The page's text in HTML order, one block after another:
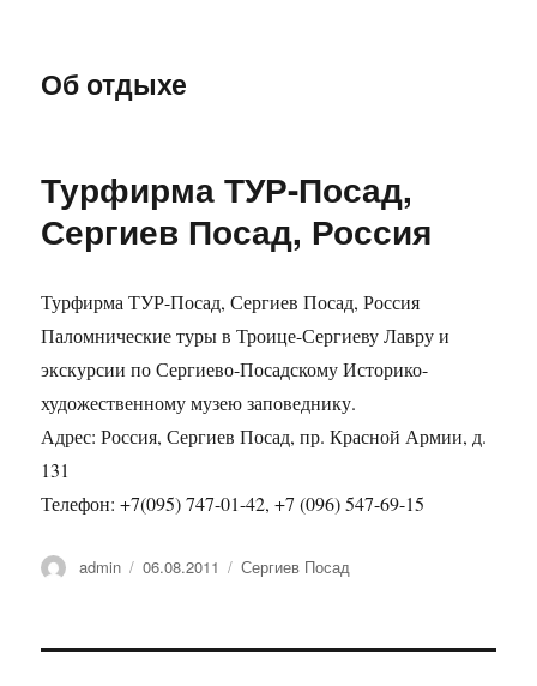
Об отдыхе
Турфирма ТУР-Посад,
Сергиев Посад, Россия
Турфирма ТУР-Посад, Сергиев Посад, Россия
Паломнические туры в Троице-Сергиеву Лавру и
экскурсии по Сергиево-Посадскому Историко-
художественному музею заповеднику.
Адрес: Россия, Сергиев Посад, пр. Красной Армии, д.
131
Телефон: +7(095) 747-01-42, +7 (096) 547-69-15
Автор
admin Опубликовано
06.08.2011 Рубрики
Сергиев Посад